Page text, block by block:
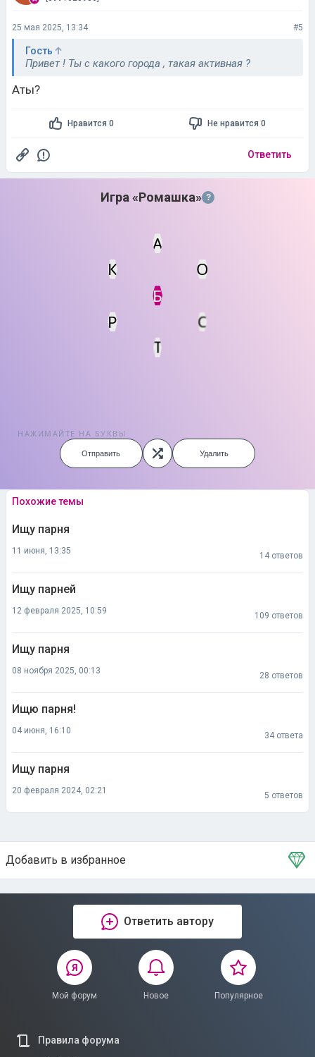
25 мая 2025, 13:34 #5
Гость
Привет ! Ты с какого города , такая активная ?
Аты?
Нравится 0 Не нравится 0
Ответить
Игра «Ромашка» ?
Мин. кол-во очков
Б
А
К
О
Р
С
Т
НАЖИМАЙТЕ НА БУКВЫ
Отправить Удалить
Похожие темы
Ищу парня
11 июня, 13:35
14 ответов
Ищу парней
12 февраля 2025, 10:59
109 ответов
Ищу парня
08 ноября 2025, 00:13
28 ответов
Ищю парня!
04 июня, 16:10
34 ответа
Ищу парня
20 февраля 2024, 02:21
5 ответов
Добавить в избранное
Тема в избранном
Ответить автору
Мой форум Новое Популярное
Правила форума